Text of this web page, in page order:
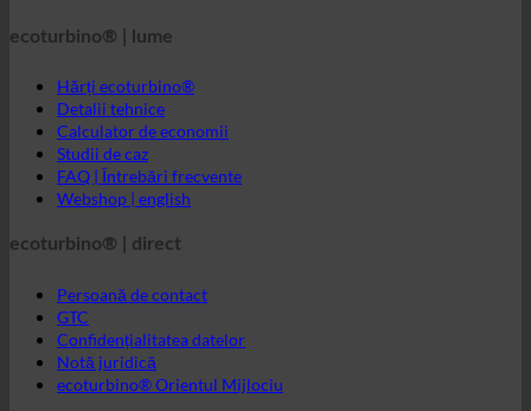
FAQ | Întrebări frecvente
ecoturbino® | direct
Persoană de contact
GTC
Confidențialitatea datelor
ecoturbino® Orientul Mijlociu
Lumea ecoturbino®
© 2026 ecoturbino® | Ressourcen Saving GmbH | AUSTRIA |